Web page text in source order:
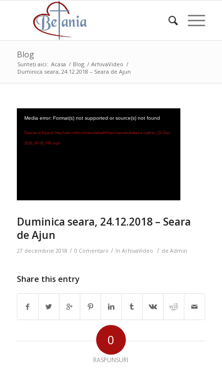
Blog
Sunteți aici: Acasa / Blog / ArhivaVideo /
Duminica seara, 24.12.2018 – Seara de Ajun
Media error: Format(s) not supported or source(s) not found
Descarcă fișierul: http://adm.infoo.tv/sites/default/files/channels/betania-vod/rec_24-Dec-
2018_06-00_PM.mp4
Duminica seara, 24.12.2018 – Seara
de Ajun
27 decembrie 2018 / 0 Comentarii / în ArhivaVideo / de Admin
Share this entry
0
RASPUNSURI